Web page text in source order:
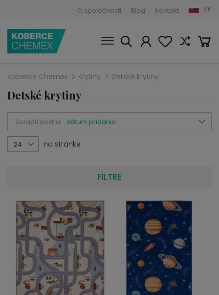
O spoločnosti Blog Kontakt SK
Koberce Chemex Krytiny Detské krytiny
Detské krytiny
Zoradiť podľa: dátum pridania
24 na stránke
FILTRE